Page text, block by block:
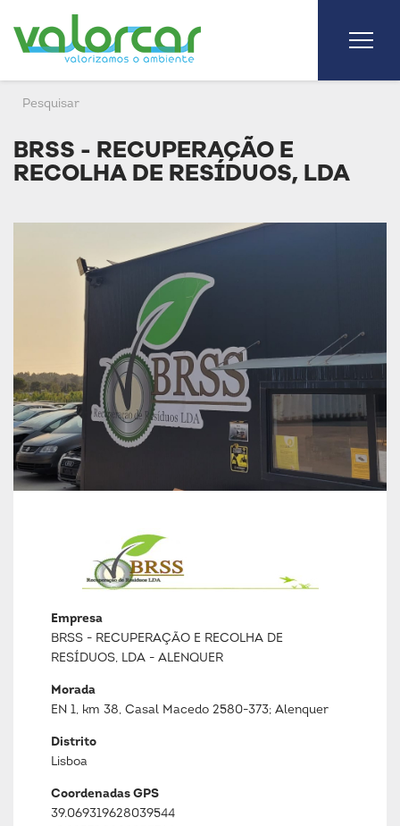
BRSS - RECUPERAÇÃO E
RECOLHA DE RESÍDUOS, LDA
Empresa
BRSS - RECUPERAÇÃO E RECOLHA DE
RESÍDUOS, LDA - ALENQUER
Morada
EN 1, km 38, Casal Macedo 2580-373; Alenquer
Distrito
Lisboa
Coordenadas GPS
39.069319628039544